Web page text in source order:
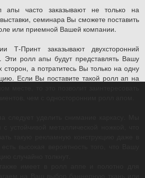
апы часто заказывают не только на
семинара Вы сможете поставить
или приемной Вашей компании.
Т-Принт заказывают двухсторонний
ролл апы будут представлять Вашу
сторон, а потратитесь Вы только на одну
Если Вы поставите такой ролл ап на